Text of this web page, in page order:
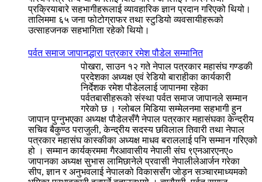
प्रक्रियाबारे सहभागीहरूलाई व्यावहारिक ज्ञान प्रदान गरिएको थियो।
तालिममा ६५ जना फोटोग्राफर तथा स्टुडियो व्यवसायीहरूको
उत्साहजनक सहभागिता रहेको थियो।
पर्वत समाज जापानद्धारा पत्रकार रमेश पौडेल सम्मानित
पोखरा, साउन १२ गते नेपाल पत्रकार महासंघ गण्डकी
प्रदेशका अध्यक्ष एवं रेडियो बाराहीका कार्यकारी
निर्देशक रमेश पौडेललाई जापानमा रहेका
पर्वतबासीहरूको संस्था पर्वत समाज जापानले सम्मान
गरेको छ । ग्लोबल मिडिया सम्मेलनमा सहभागी हुन
जापान पुग्नुभएका अध्यक्ष पौडेलसँगै नेपाल पत्रकार महासंघका केन्द्रीय
सचिव बैकुण्ठ पराजुली, केन्द्रीय सदस्य छविलाल तिवारी तथा नेपाल
पत्रकार महासंघ कास्कीका अध्यक्ष माधव बराललाई पनि सम्मान गरिएको
हो । सम्मान कार्यक्रममा गैरआवासीय नेपाली संघ ९एनआरएनए०
जापानका अध्यक्ष सुभास लामिछानेले प्रवासी नेपालीलेआर्जन गरेका
सीप, ज्ञान र अनुभवलाई नेपालको विकाससँग जोड्न सञ्चारमाध्यमको